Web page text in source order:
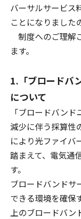
バーサルサービス
ことになりました
制度へのご理解
ます。
1.「ブロードバ
について
「ブロードバン
減少に伴う採算性
により光ファイバ
踏まえて、電気通
す。
ブロードバンドサ
できる環境を確保
上のブロードバン